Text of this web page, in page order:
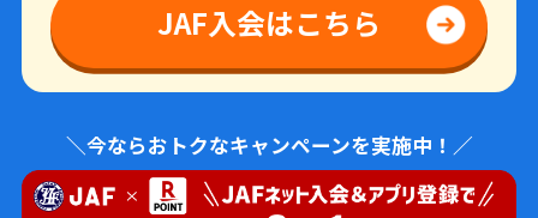
JAF入会はこちら
＼今ならおトクなキャンペーンを実施中！／